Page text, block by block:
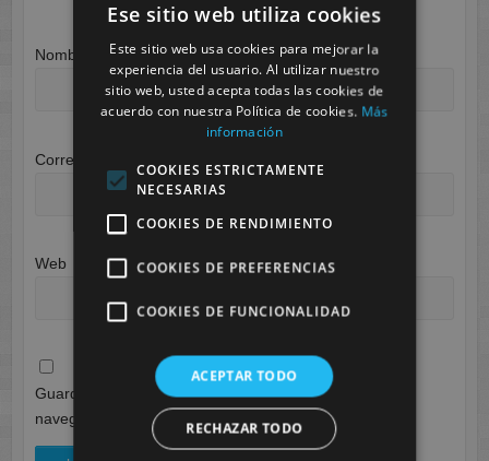
Nombre
Correo electrónico
Web
Guarda mi nombre, correo electrónico y web en este
navegador para la próxima vez que comente.
Ese sitio web utiliza cookies
Este sitio web usa cookies para mejorar la
experiencia del usuario. Al utilizar nuestro
sitio web, usted acepta todas las cookies de
acuerdo con nuestra Política de cookies. Más
información
COOKIES ESTRICTAMENTE
NECESARIAS
COOKIES DE RENDIMIENTO
COOKIES DE PREFERENCIAS
COOKIES DE FUNCIONALIDAD
ACEPTAR TODO
RECHAZAR TODO